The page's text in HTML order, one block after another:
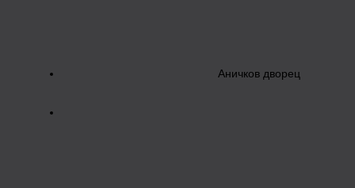
Аничков дворец